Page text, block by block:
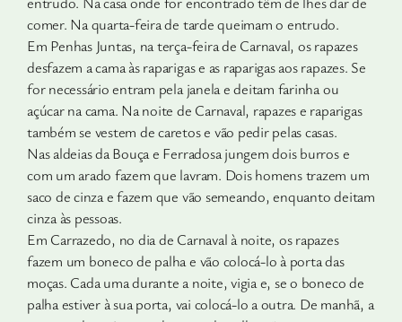
comer. Na quarta-feira de tarde queimam o entrudo.
Em Penhas Juntas, na terça-feira de Carnaval, os rapazes
desfazem a cama às raparigas e as raparigas aos rapazes. Se
for necessário entram pela janela e deitam farinha ou
açúcar na cama. Na noite de Carnaval, rapazes e raparigas
também se vestem de caretos e vão pedir pelas casas.
Nas aldeias da Bouça e Ferradosa jungem dois burros e
com um arado fazem que lavram. Dois homens trazem um
saco de cinza e fazem que vão semeando, enquanto deitam
cinza às pessoas.
Em Carrazedo, no dia de Carnaval à noite, os rapazes
fazem um boneco de palha e vão colocá-lo à porta das
moças. Cada uma durante a noite, vigia e, se o boneco de
palha estiver à sua porta, vai colocá-lo a outra. De manhã, a